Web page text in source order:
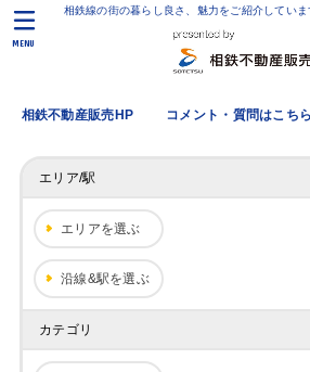
相鉄線の街の暮らし良さ、魅力をご紹介していま
相鉄不動産販売HP コメント・質問はこちら
MENU
エリア/駅
エリアを選ぶ
沿線&駅を選ぶ
カテゴリ